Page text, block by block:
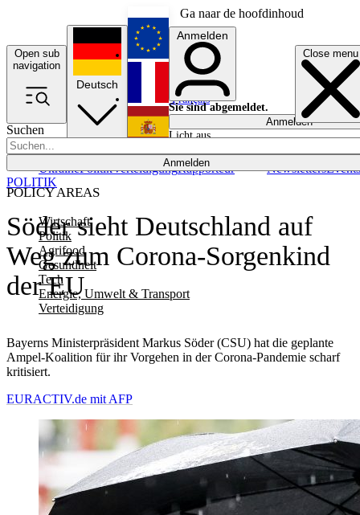
Ga naar de hoofdinhoud
Open sub
navigation
Close menu
Suchen
Anmelden
POLICY AREAS
Wirtschaft
Politik
Agrifood
Gesundheit
Tech
Energie, Umwelt & Transport
Verteidigung
UkrainePolitikVerteidigungRapporteur NewslettersEvents
Deutsch
English
Français
Anmelden
Sie sind abgemeldet.
Anmelden
Licht aus
Söder sieht Deutschland auf
Weg zum Corona-Sorgenkind
der EU
Bayerns Ministerpräsident Markus Söder (CSU) hat die geplante
Ampel-Koalition für ihr Vorgehen in der Corona-Pandemie scharf
kritisiert.
POLITIK
EURACTIV.de mit AFP